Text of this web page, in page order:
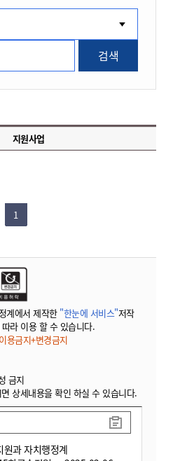
검색
지원사업
1
계에서 제작한 "한눈에 서비스"저작
라 이용 할 수 있습니다.
용금지+변경금지
금지
상세내용을 확인 하실 수 있습니다.
원과 자치행정계